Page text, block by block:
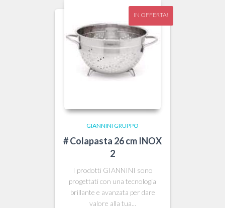
IN OFFERTA!
GIANNINI GRUPPO
# Colapasta 26 cm INOX
2
I prodotti GIANNINI sono
progettati con una tecnologia
brillante e avanzata per dare
valore alla tua...